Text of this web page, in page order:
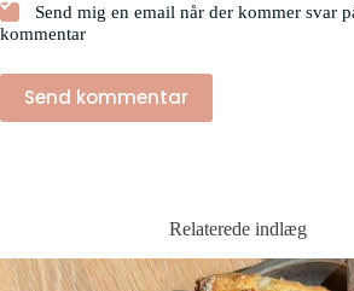
Send mig en email når der kommer svar
kommentar
Send kommentar
Relaterede indlæg